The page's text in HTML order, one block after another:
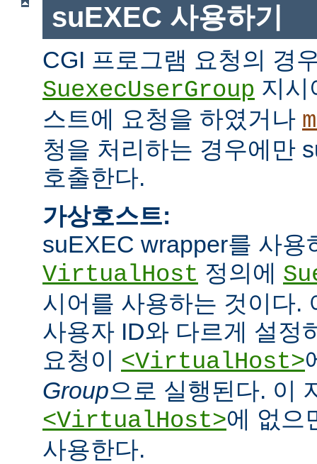
suEXEC 사용하기
CGI 프로그램 요청의 경
SuexecUserGroup 지시
스트에 요청을 하였거나
청을 처리하는 경우에만
호출한다.
가상호스트:
suEXEC wrapper를 사용
VirtualHost 정의에
시어를 사용하는 것이다.
사용자 ID와 다르게 설정
요청이 <VirtualHost>
Group으로 실행된다. 이
<VirtualHost>에 없으
사용한다.